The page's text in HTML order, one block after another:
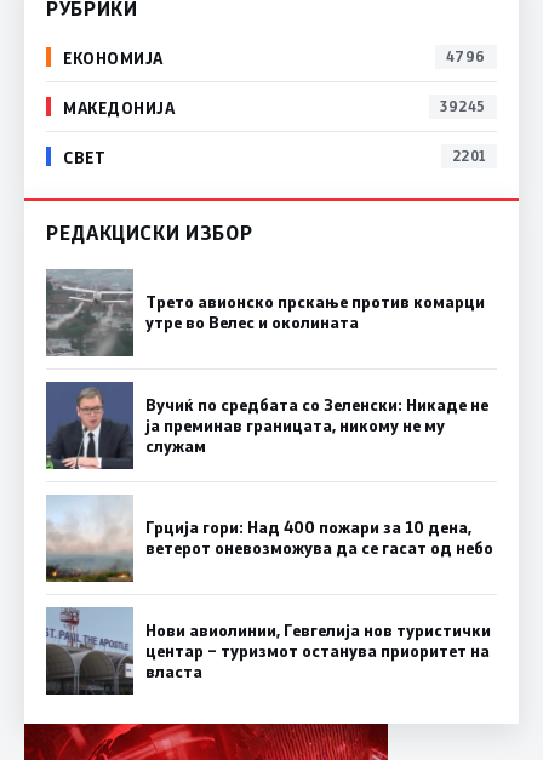
РУБРИКИ
ЕКОНОМИЈА 4796
МАКЕДОНИЈА 39245
СВЕТ 2201
РЕДАКЦИСКИ ИЗБОР
Трето авионско прскање против комарци
утре во Велес и околината
Вучиќ по средбата со Зеленски: Никаде не
ја преминав границата, никому не му
служам
Грција гори: Над 400 пожари за 10 дена,
ветерот оневозможува да се гасат од небо
Нови авиолинии, Гевгелија нов туристички
центар – туризмот останува приоритет на
власта